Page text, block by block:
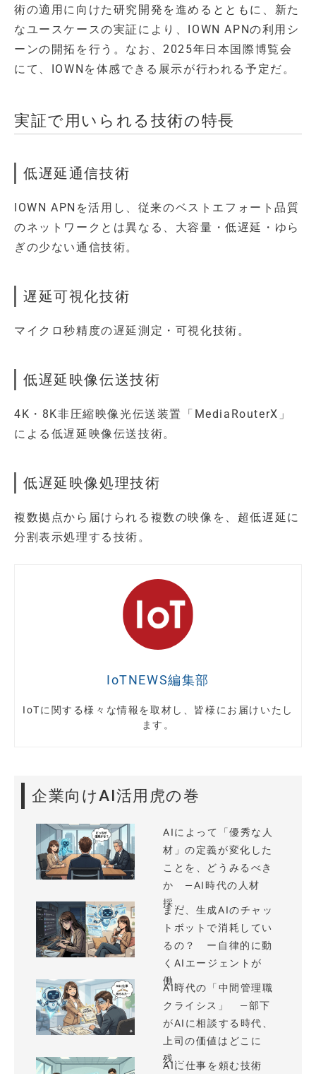
術の適用に向けた研究開発を進めるとともに、新た
なユースケースの実証により、IOWN APNの利用シ
ーンの開拓を行う。なお、2025年日本国際博覧会
にて、IOWNを体感できる展示が行われる予定だ。
実証で用いられる技術の特長
低遅延通信技術
IOWN APNを活用し、従来のベストエフォート品質
のネットワークとは異なる、大容量・低遅延・ゆら
ぎの少ない通信技術。
遅延可視化技術
マイクロ秒精度の遅延測定・可視化技術。
低遅延映像伝送技術
4K・8K非圧縮映像光伝送装置「MediaRouterX」
による低遅延映像伝送技術。
低遅延映像処理技術
複数拠点から届けられる複数の映像を、超低遅延に
分割表示処理する技術。
IoTNEWS編集部
IoTに関する様々な情報を取材し、皆様にお届けいたし
ます。
企業向けAI活用虎の巻
AIによって「優秀な人
材」の定義が変化した
ことを、どうみるべき
か —AI時代の人材
採...
まだ、生成AIのチャッ
トボットで消耗してい
るの？ ー自律的に動
くAIエージェントが
働...
AI時代の「中間管理職
クライシス」 —部下
がAIに相談する時代、
上司の価値はどこに
残...
AIに仕事を頼む技術